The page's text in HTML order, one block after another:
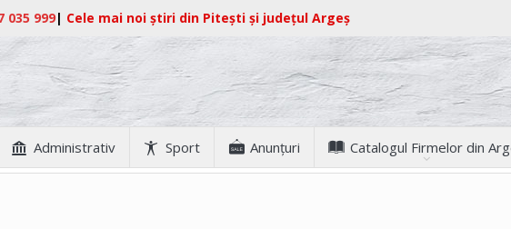
035 999| Cele mai noi știri din Pitești și județul Argeș
Administrativ Sport Anunţuri Catalogul Firmelor din